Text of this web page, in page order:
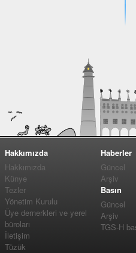
Hakkımızda
Hakkımızda
Künye
Tezler
Yönetim Kurulu
Üye dernerkleri ve yerel
büroları
İletişim
Tüzük
Haberler
Güncel
Arşiv
Basın
Güncel
Arşiv
TGS-H